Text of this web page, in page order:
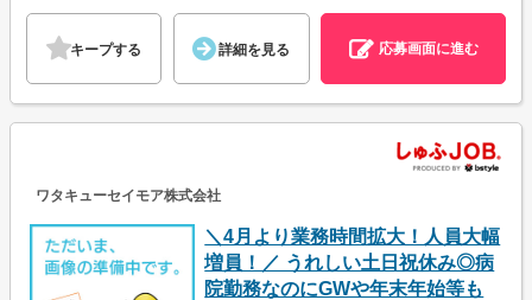
キープする 詳細を見る 応募画面に進む
ワタキューセイモア株式会社
＼4月より業務時間拡大！人員大幅
増員！／ うれしい土日祝休み◎病
院勤務なのにGWや年末年始等も